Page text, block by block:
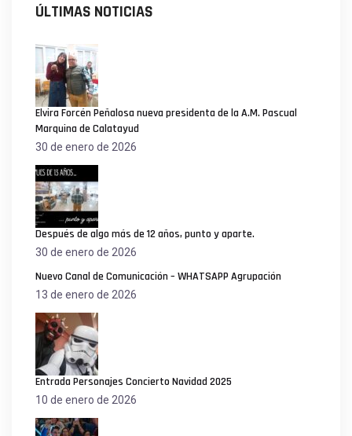
ÚLTIMAS NOTICIAS
Elvira Forcén Peñalosa nueva presidenta de la A.M. Pascual
Marquina de Calatayud
30 de enero de 2026
Después de algo más de 12 años, punto y aparte.
30 de enero de 2026
Nuevo Canal de Comunicación – WHATSAPP Agrupación
13 de enero de 2026
Entrada Personajes Concierto Navidad 2025
10 de enero de 2026